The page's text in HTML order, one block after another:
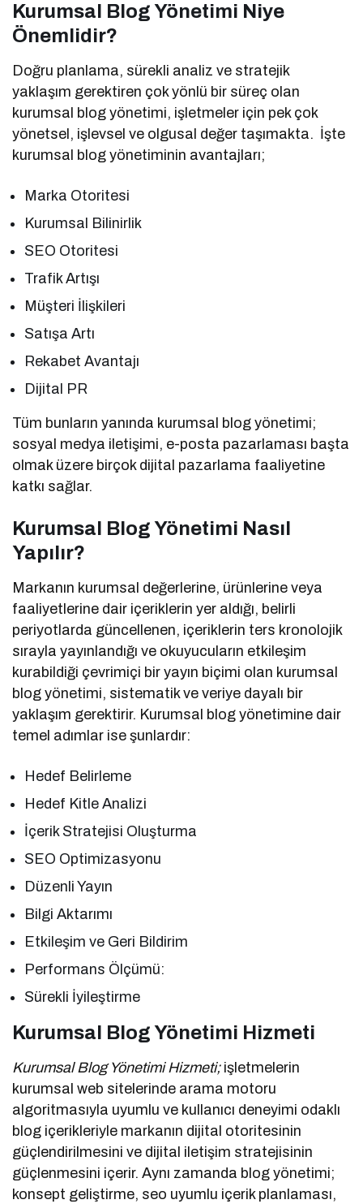
Kurumsal Blog Yönetimi Niye
Önemlidir?
Doğru planlama, sürekli analiz ve stratejik
yaklaşım gerektiren çok yönlü bir süreç olan
kurumsal blog yönetimi, işletmeler için pek çok
yönetsel, işlevsel ve olgusal değer taşımakta. İşte
kurumsal blog yönetiminin avantajları;
Marka Otoritesi
Kurumsal Bilinirlik
SEO Otoritesi
Trafik Artışı
Müşteri İlişkileri
Satışa Artı
Rekabet Avantajı
Dijital PR
Tüm bunların yanında kurumsal blog yönetimi;
sosyal medya iletişimi, e-posta pazarlaması başta
olmak üzere birçok dijital pazarlama faaliyetine
katkı sağlar.
Kurumsal Blog Yönetimi Nasıl
Yapılır?
Markanın kurumsal değerlerine, ürünlerine veya
faaliyetlerine dair içeriklerin yer aldığı, belirli
periyotlarda güncellenen, içeriklerin ters kronolojik
sırayla yayınlandığı ve okuyucuların etkileşim
kurabildiği çevrimiçi bir yayın biçimi olan kurumsal
blog yönetimi, sistematik ve veriye dayalı bir
yaklaşım gerektirir. Kurumsal blog yönetimine dair
temel adımlar ise şunlardır:
Hedef Belirleme
Hedef Kitle Analizi
İçerik Stratejisi Oluşturma
SEO Optimizasyonu
Düzenli Yayın
Bilgi Aktarımı
Etkileşim ve Geri Bildirim
Performans Ölçümü:
Sürekli İyileştirme
Kurumsal Blog Yönetimi Hizmeti
Kurumsal Blog Yönetimi Hizmeti;işletmelerin
kurumsal web sitelerinde arama motoru
algoritmasıyla uyumlu ve kullanıcı deneyimi odaklı
blog içerikleriyle markanın dijital otoritesinin
güçlendirilmesini ve dijital iletişim stratejisinin
güçlenmesini içerir. Aynı zamanda blog yönetimi;
konsept geliştirme, seo uyumlu içerik planlaması,